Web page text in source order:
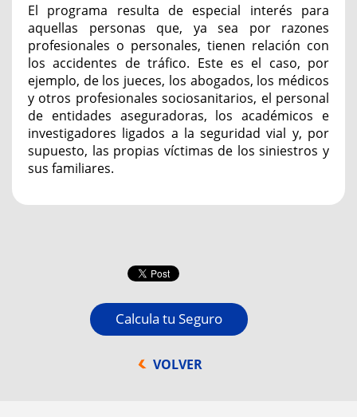
El programa resulta de especial interés para
aquellas personas que, ya sea por razones
profesionales o personales, tienen relación con
los accidentes de tráfico. Este es el caso, por
ejemplo, de los jueces, los abogados, los médicos
y otros profesionales sociosanitarios, el personal
de entidades aseguradoras, los académicos e
investigadores ligados a la seguridad vial y, por
supuesto, las propias víctimas de los siniestros y
sus familiares.
Calcula tu Seguro
VOLVER